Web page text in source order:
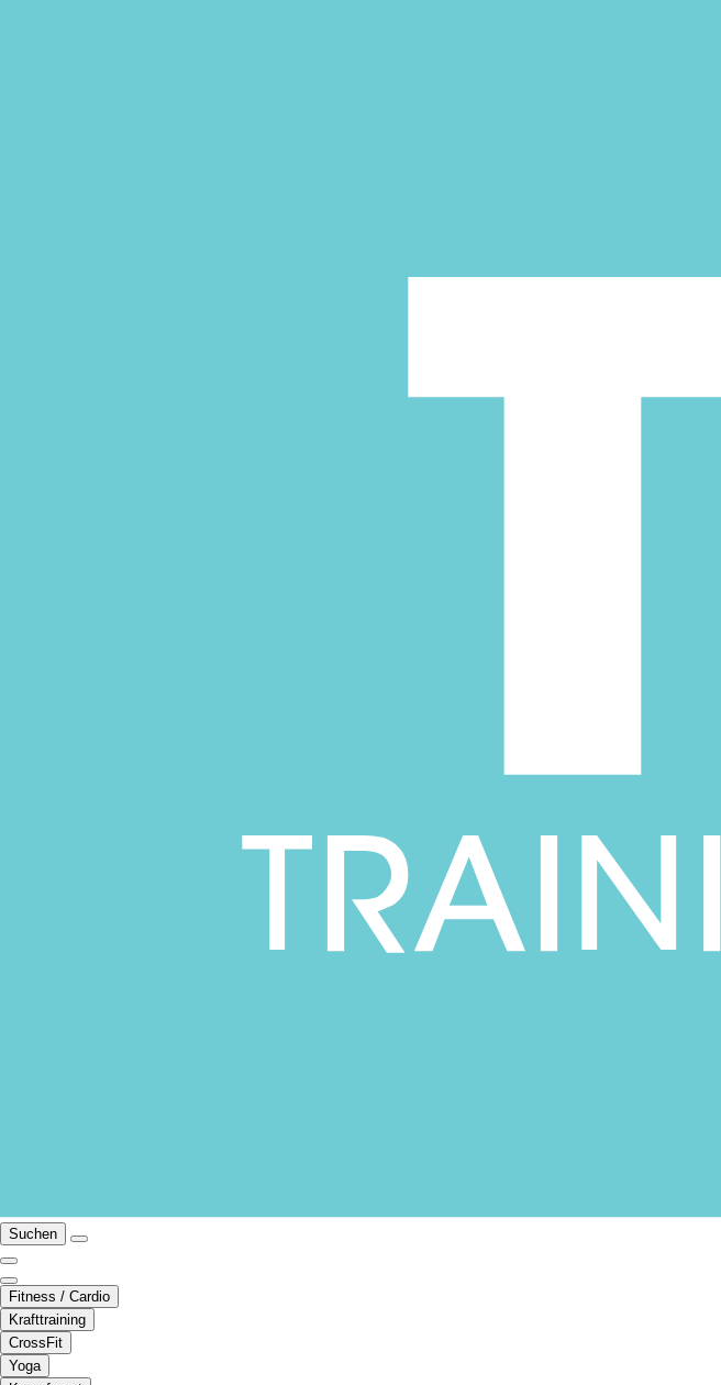
Suchen
Fitness / Cardio
Krafttraining
CrossFit
Yoga